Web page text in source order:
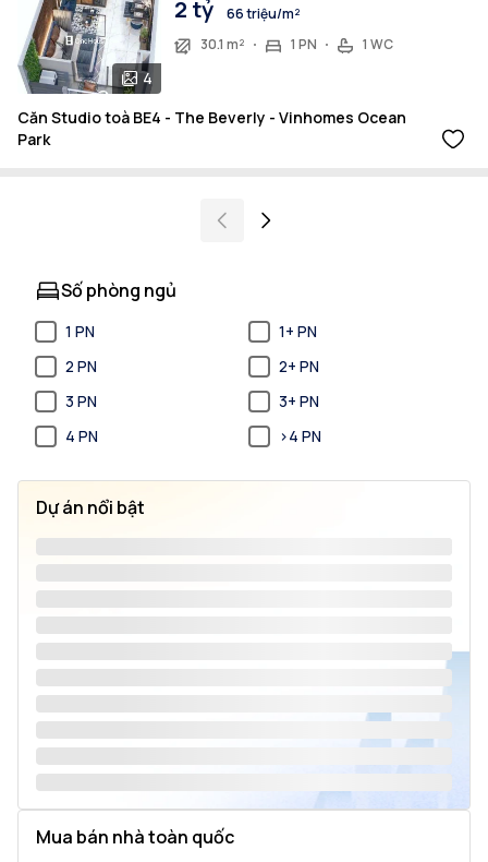
4
2 tỷ
66 triệu/m²
30.1 m²
1 PN 1 WC
Căn Studio toà BE4 - The Beverly - Vinhomes Ocean
Park
Số phòng ngủ
1 PN
1+ PN
2 PN
2+ PN
3 PN
3+ PN
4 PN
>4 PN
Dự án nổi bật
Mua bán nhà toàn quốc